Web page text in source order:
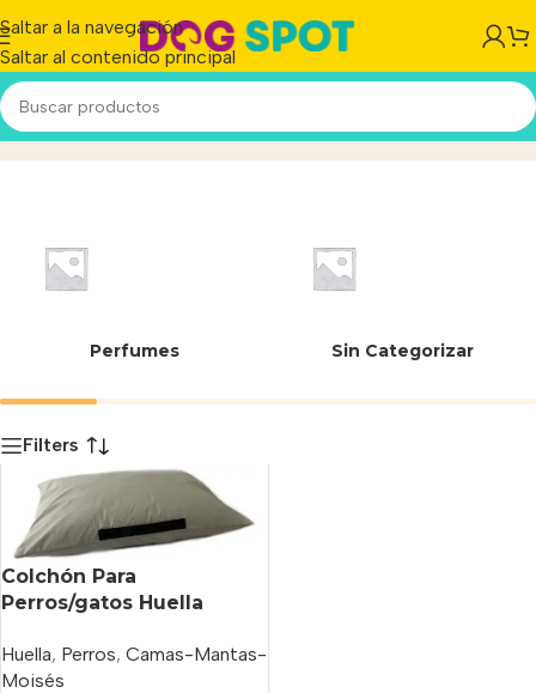
Saltar a la navegación
Saltar al contenido principal
Venecia Summer 4Inicio/Producto
Perfumes Sin Categorizar
Filters
Colchón Para
Perros/gatos Huella
Huella, Perros, Camas-Mantas-
Moisés